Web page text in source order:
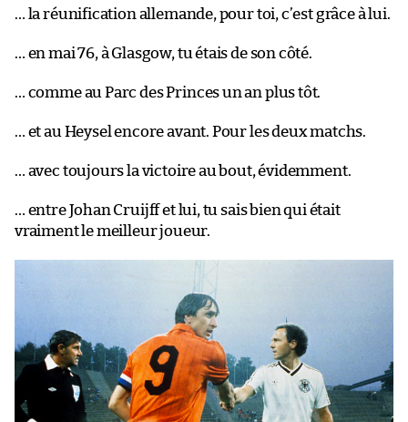
… la réunification allemande, pour toi, c’est grâce à lui.
… en mai 76, à Glasgow, tu étais de son côté.
… comme au Parc des Princes un an plus tôt.
… et au Heysel encore avant. Pour les deux matchs.
… avec toujours la victoire au bout, évidemment.
… entre Johan Cruijff et lui, tu sais bien qui était
vraiment le meilleur joueur.